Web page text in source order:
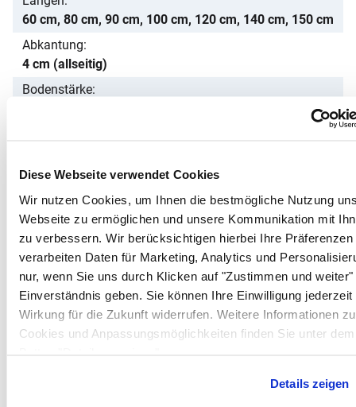
Diese Webseite verwendet Cookies
Wir nutzen Cookies, um Ihnen die bestmögliche Nutzung
Webseite zu ermöglichen und unsere Kommunikation mit
zu verbessern. Wir berücksichtigen hierbei Ihre Präferenzen
verarbeiten Daten für Marketing, Analytics und
nur, wenn Sie uns durch Klicken auf "Zustimmen und weiter"
Einverständnis geben. Sie können Ihre Einwilligung jederzeit
Wirkung für die Zukunft widerrufen. Weitere Informationen
Cookies und Anpassungsmöglichkeiten finden Sie unter dem
Details zeigen
60 cm, 80 cm, 90 cm, 100 cm, 120 cm, 140 cm, 150 cm
Abkantung
4 cm (allseitig)
Bodenstärke
Passendes Zubehör von ALLPAX
Zubehör überspringen